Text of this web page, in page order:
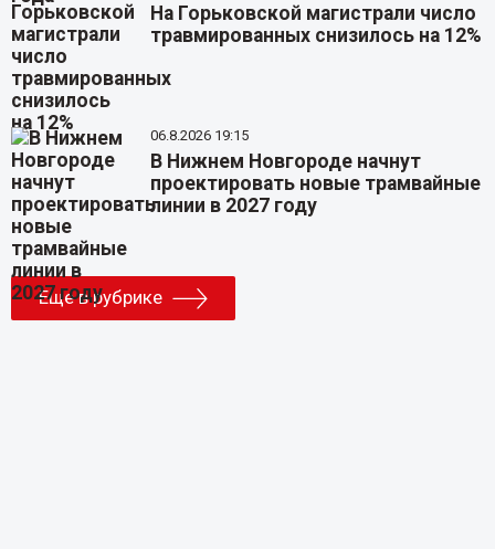
На Горьковской магистрали число
травмированных снизилось на 12%
06.8.2026 19:15
В Нижнем Новгороде начнут
проектировать новые трамвайные
линии в 2027 году
Еще в рубрике